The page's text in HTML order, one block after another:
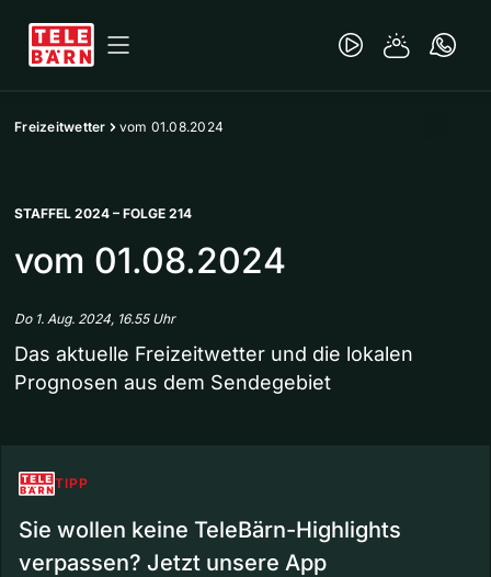
Freizeitwetter vom 01.08.2024
STAFFEL 2024 – FOLGE 214
vom 01.08.2024
Do 1. Aug. 2024, 16.55 Uhr
Das aktuelle Freizeitwetter und die lokalen
Prognosen aus dem Sendegebiet
TIPP
Sie wollen keine TeleBärn-Highlights
verpassen? Jetzt unsere App